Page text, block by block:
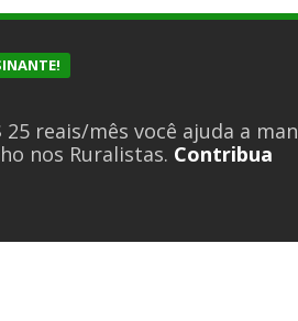
25 reais/mês você ajuda a
nos Ruralistas. Contribua